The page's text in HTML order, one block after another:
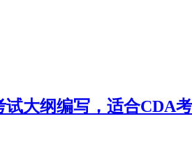
大纲编写，适合CDA